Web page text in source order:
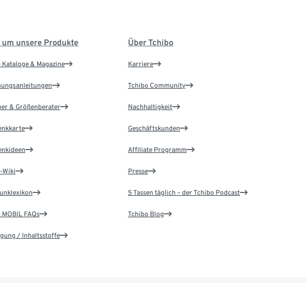
um unsere Produkte
Kataloge & Magazine
& Größenberater
Wiki
FAQs
/ Inhaltsstoffe
Über Tchibo
Karriere
Tchibo Community
Nachhaltigkeit
Geschäftskunden
Affiliate Programm
Presse
5 Tassen täglich – der Tchibo Podcast
Tchibo Blog